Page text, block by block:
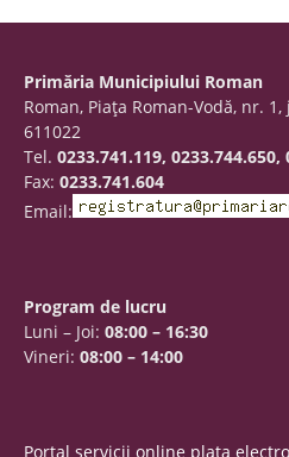
Primăria Municipiului Roman
Roman, Piaţa Roman-Vodă, nr.
611022
Tel. 0233.741.119,
Fax: 0233.741.604
Email:
Program de lucru
Luni – Joi: 08:00 – 16:30
Vineri: 08:00 – 14:00
Portal servicii online plata